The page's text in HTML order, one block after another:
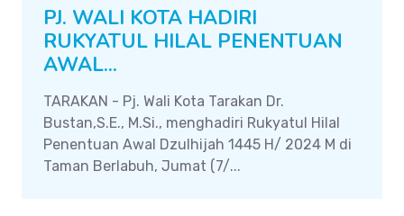
PJ. WALI KOTA HADIRI
RUKYATUL HILAL PENENTUAN
AWAL...
TARAKAN - Pj. Wali Kota Tarakan Dr.
Bustan,S.E., M.Si., menghadiri Rukyatul Hilal
Penentuan Awal Dzulhijah 1445 H/ 2024 M di
Taman Berlabuh, Jumat (7/...